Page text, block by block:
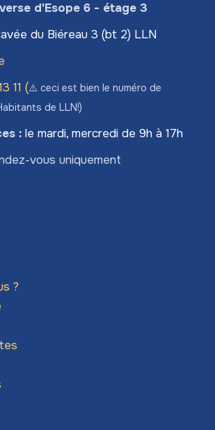
d'Esope 6 - étage 3
du Biéreau 3 (bt 2) LLN
11 (⚠️ ceci est bien le numéro de
de LLN!)
: le mardi, mercredi de 9h à 17h
vous uniquement
?